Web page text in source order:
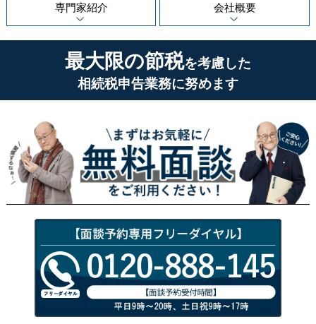
専門家紹介 会社概要
最大限の節税を考慮した
相続税申告業務に努めます